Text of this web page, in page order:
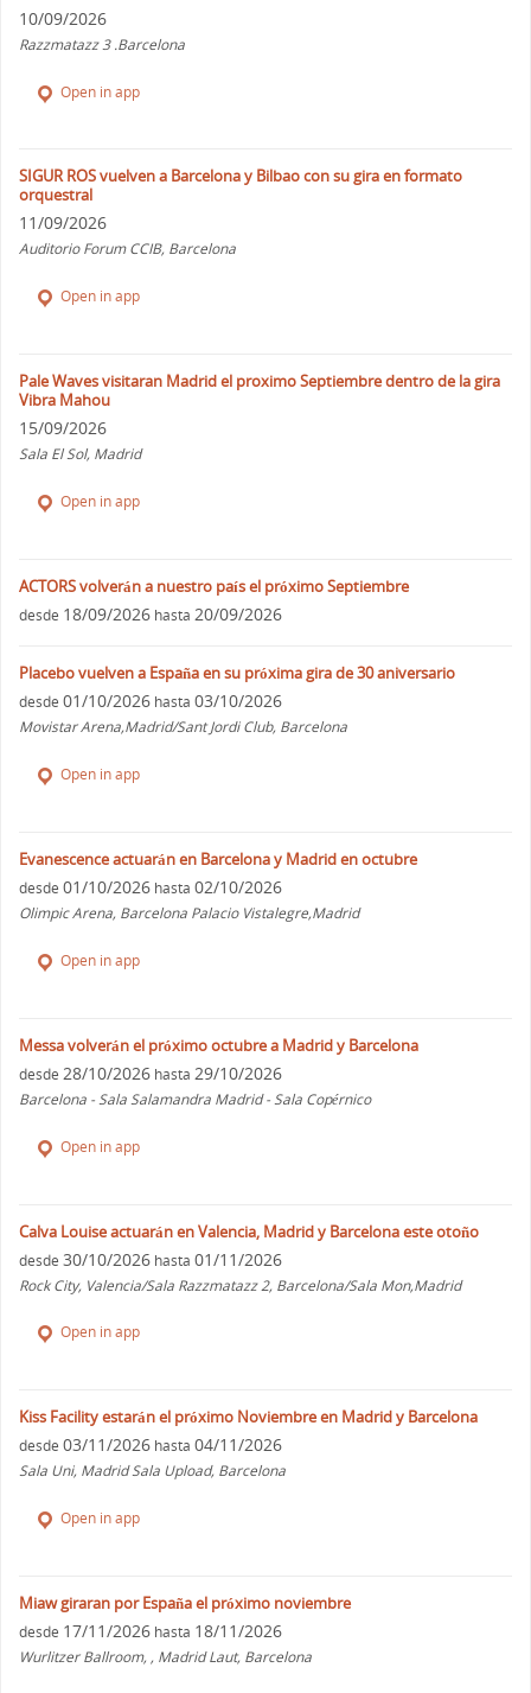
10/09/2026
Razzmatazz 3 .Barcelona
Open in app
SIGUR ROS vuelven a Barcelona y Bilbao con su gira en formato
orquestral
11/09/2026
Auditorio Forum CCIB, Barcelona
Open in app
Pale Waves visitaran Madrid el proximo Septiembre dentro de la gira
Vibra Mahou
15/09/2026
Sala El Sol, Madrid
Open in app
ACTORS volverán a nuestro país el próximo Septiembre
desde 18/09/2026 hasta 20/09/2026
Placebo vuelven a España en su próxima gira de 30 aniversario
desde 01/10/2026 hasta 03/10/2026
Movistar Arena,Madrid/Sant Jordi Club, Barcelona
Open in app
Evanescence actuarán en Barcelona y Madrid en octubre
desde 01/10/2026 hasta 02/10/2026
Olimpic Arena, Barcelona Palacio Vistalegre,Madrid
Open in app
Messa volverán el próximo octubre a Madrid y Barcelona
desde 28/10/2026 hasta 29/10/2026
Barcelona - Sala Salamandra Madrid - Sala Copérnico
Open in app
Calva Louise actuarán en Valencia, Madrid y Barcelona este otoño
desde 30/10/2026 hasta 01/11/2026
Rock City, Valencia/Sala Razzmatazz 2, Barcelona/Sala Mon,Madrid
Open in app
Kiss Facility estarán el próximo Noviembre en Madrid y Barcelona
desde 03/11/2026 hasta 04/11/2026
Sala Uni, Madrid Sala Upload, Barcelona
Open in app
Miaw giraran por España el próximo noviembre
desde 17/11/2026 hasta 18/11/2026
Wurlitzer Ballroom, , Madrid Laut, Barcelona